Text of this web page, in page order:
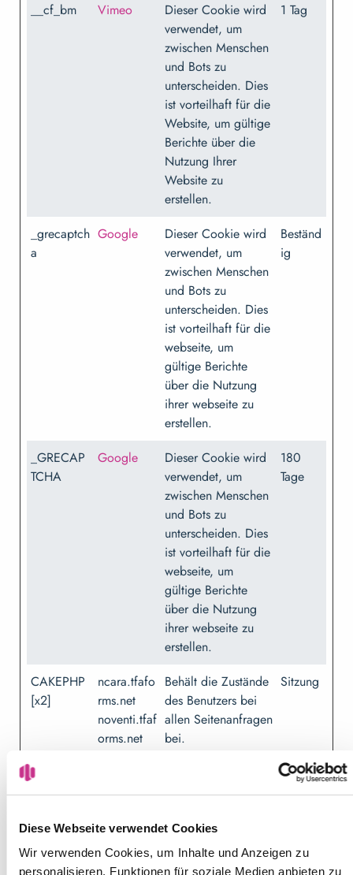
Diese Webseite verwendet Cookies
Wir verwenden Cookies, um Inhalte und Anzeigen zu
personalisieren, Funktionen für soziale Medien anbieten zu
__cf_bm
Vimeo
Dieser Cookie wird
verwendet, um
zwischen Menschen
und Bots zu
unterscheiden. Dies
ist vorteilhaft für die
Website, um gültige
Berichte über die
Nutzung Ihrer
Website zu
erstellen.
1 Tag
_grecaptch
a
Google
Dieser Cookie wird
verwendet, um
zwischen Menschen
und Bots zu
unterscheiden. Dies
ist vorteilhaft für die
webseite, um
gültige Berichte
über die Nutzung
ihrer webseite zu
erstellen.
Beständ
ig
_GRECAP
TCHA
Google
Dieser Cookie wird
verwendet, um
zwischen Menschen
und Bots zu
unterscheiden. Dies
ist vorteilhaft für die
webseite, um
gültige Berichte
über die Nutzung
ihrer webseite zu
erstellen.
180
Tage
CAKEPHP
[x2]
ncara.tfafo
rms.net
noventi.tfaf
orms.net
Behält die Zustände
des Benutzers bei
allen Seitenanfragen
bei.
Sitzung
CookieCo
nsent
Zustimmungsstatus
Cookies auf der
aktuellen Domäne.
1 Jahr